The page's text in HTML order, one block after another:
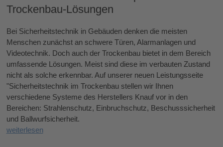
Trockenbau-Lösungen
Bei Sicherheitstechnik in Gebäuden denken die meisten
Menschen zunächst an schwere Türen, Alarmanlagen und
Videotechnik. Doch auch der Trockenbau bietet in dem Bereich
umfassende Lösungen. Meist sind diese im verbauten Zustand
nicht als solche erkennbar. Auf unserer neuen Leistungsseite
"Sicherheitstechnik im Trockenbau stellen wir Ihnen
verschiedene Systeme des Herstellers Knauf vor in den
Bereichen: Strahlenschutz, Einbruchschutz, Beschusssicherheit
und Ballwurfsicherheit.
weiterlesen